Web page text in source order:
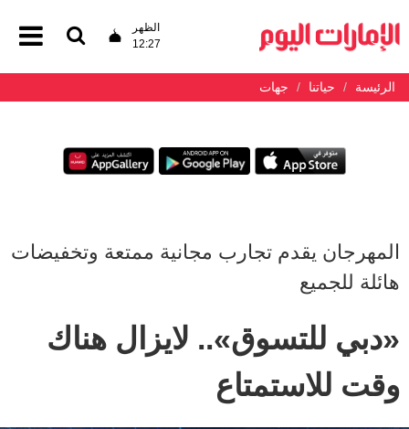
الظهر
12:27
الرئيسة حياتنا جهات
المهرجان يقدم تجارب مجانية ممتعة وتخفيضات
هائلة للجميع
«دبي للتسوق».. لايزال هناك
وقت للاستمتاع